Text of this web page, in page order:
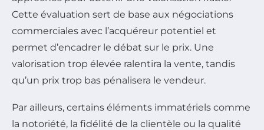
Cette évaluation sert de base aux négociations
commerciales avec l’acquéreur potentiel et
permet d’encadrer le débat sur le prix. Une
valorisation trop élevée ralentira la vente, tandis
qu’un prix trop bas pénalisera le vendeur.
Par ailleurs, certains éléments immatériels comme
la notoriété, la fidélité de la clientèle ou la qualité